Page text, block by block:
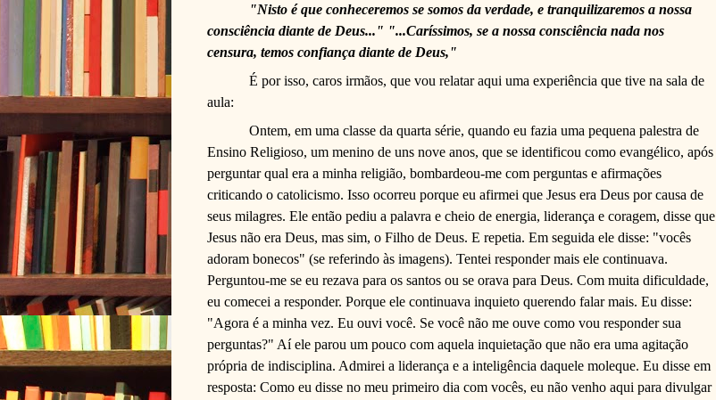
"Nisto é que conheceremos se somos da verdade, e tranquilizaremos a nossa
consciência diante de Deus..." "...Caríssimos, se a nossa consciência nada nos
censura, temos confiança diante de Deus,"
É por isso, caros irmãos, que vou relatar aqui uma experiência que tive na sala de
aula:
Ontem, em uma classe da quarta série, quando eu fazia uma pequena palestra de
Ensino Religioso, um menino de uns nove anos, que se identificou como evangélico, após
perguntar qual era a minha religião, bombardeou-me com perguntas e afirmações
criticando o catolicismo. Isso ocorreu porque eu afirmei que Jesus era Deus por causa de
seus milagres. Ele então pediu a palavra e cheio de energia, liderança e coragem, disse que
Jesus não era Deus, mas sim, o Filho de Deus. E repetia. Em seguida ele disse: "vocês
adoram bonecos" (se referindo às imagens). Tentei responder mais ele continuava.
Perguntou-me se eu rezava para os santos ou se orava para Deus. Com muita dificuldade,
eu comecei a responder. Porque ele continuava inquieto querendo falar mais. Eu disse:
"Agora é a minha vez. Eu ouvi você. Se você não me ouve como vou responder sua
perguntas?" Aí ele parou um pouco com aquela inquietação que não era uma agitação
própria de indisciplina. Admirei a liderança e a inteligência daquele moleque. Eu disse em
resposta: Como eu disse no meu primeiro dia com vocês, eu não venho aqui para divulgar